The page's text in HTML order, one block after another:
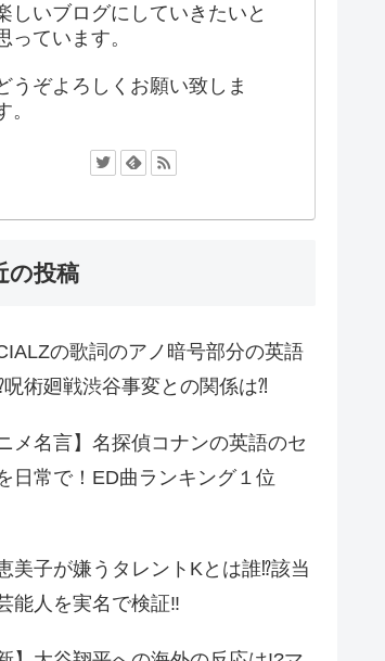
しいブログにしていきたいと
っています。
うぞよろしくお願い致しま
。
の投稿
の歌詞のアノ暗号部分の英語
呪術廻戦渋谷事変との関係は⁈
メ名言】名探偵コナンの英語のセ
日常で！ED曲ランキング１位
美子が嫌うタレントKとは誰⁉︎該当
能人を実名で検証‼︎